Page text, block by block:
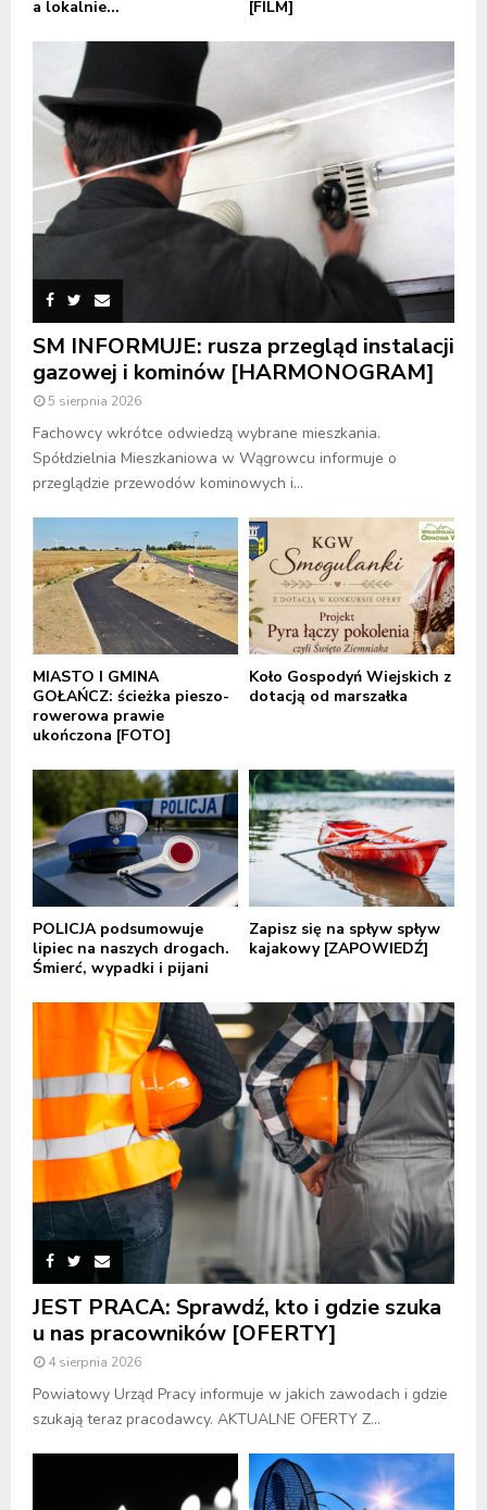
a lokalnie...
[FILM]
SM INFORMUJE: rusza przegląd instalacji
gazowej i kominów [HARMONOGRAM]
5 sierpnia 2026
Fachowcy wkrótce odwiedzą wybrane mieszkania.
Spółdzielnia Mieszkaniowa w Wągrowcu informuje o
przeglądzie przewodów kominowych i...
MIASTO I GMINA
GOŁAŃCZ: ścieżka pieszo-
rowerowa prawie
ukończona [FOTO]
Koło Gospodyń Wiejskich z
dotacją od marszałka
POLICJA podsumowuje
lipiec na naszych drogach.
Śmierć, wypadki i pijani
Zapisz się na spływ spływ
kajakowy [ZAPOWIEDŹ]
JEST PRACA: Sprawdź, kto i gdzie szuka
u nas pracowników [OFERTY]
4 sierpnia 2026
Powiatowy Urząd Pracy informuje w jakich zawodach i gdzie
szukają teraz pracodawcy. AKTUALNE OFERTY Z...